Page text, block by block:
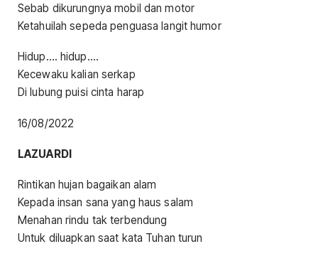
Sebab dikurungnya mobil dan motor
Ketahuilah sepeda penguasa langit humor
Hidup…. hidup….
Kecewaku kalian serkap
Di lubung puisi cinta harap
16/08/2022
LAZUARDI
Rintikan hujan bagaikan alam
Kepada insan sana yang haus salam
Menahan rindu tak terbendung
Untuk diluapkan saat kata Tuhan turun